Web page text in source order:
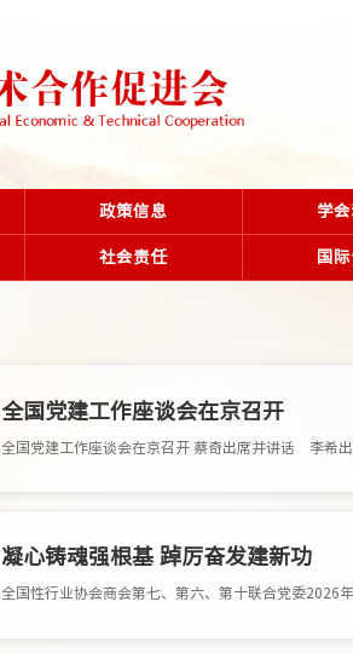
政策信息 学
社会责任 国
全国党建工作座谈会在京召开
凝心铸魂强根基 踔厉奋发建新功